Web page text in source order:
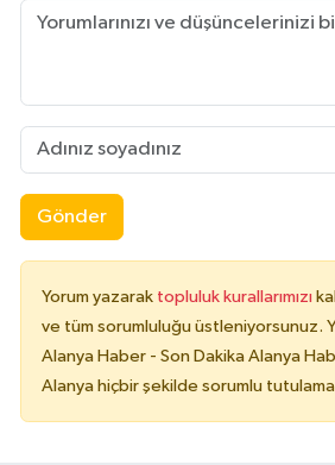
Gönder
Yorum yazarak topluluk kurallarımızı
ve tüm sorumluluğu üstleniyorsunuz.
Alanya Haber - Son Dakika Alanya
Alanya hiçbir şekilde sorumlu